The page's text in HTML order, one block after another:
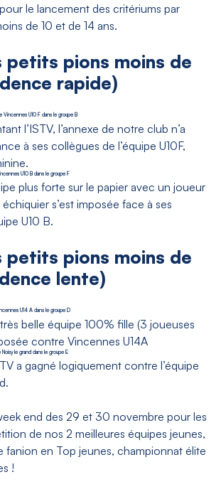
le lancement des critériums par
de 10 et de 14 ans.
petits pions moins de
rapide)
Vincennes U10 F dans le groupe B
l’ISTV, l’annexe de notre club n’a
à ses collègues de l’équipe U10F,
U10 B dans le groupe F
plus forte sur le papier avec un joueur
s’est imposée face à ses
U10 B.
petits pions moins de
lente)
U14 A dans le groupe D
belle équipe 100% fille (3 joueuses
contre Vincennes U14A
le grand dans le groupe E
a gagné logiquement contre l’équipe
end des 29 et 30 novembre pour les
de nos 2 meilleures équipes jeunes,
fanion en Top jeunes, championnat élite
!